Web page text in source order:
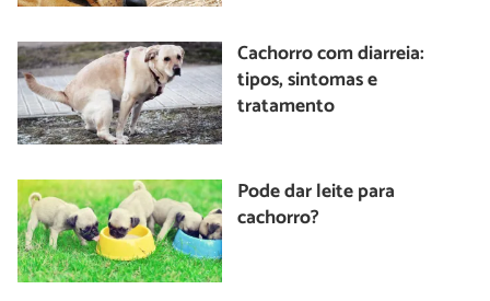
Cachorro com diarreia:
tipos, sintomas e
tratamento
Pode dar leite para
cachorro?